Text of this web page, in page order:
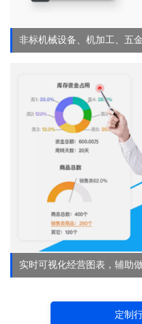
非标机械设备、机加工、五
实时可视化经营图表，辅助
定制